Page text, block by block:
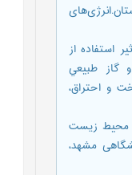
تأثير استفاده از
گاز طبيعي
و احتراق،
شناخت محیط زیست
مشهد،